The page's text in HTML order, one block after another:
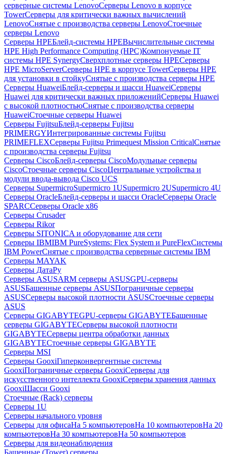
серверные системы LenovoСерверы Lenovo в корпусе
TowerСерверы для критически важных вычислений
LenovoСнятые с производства серверы LenovoСтоечные
серверы Lenovo
Серверы HPEБлейд-системы HPEВычислительные системы
HPE High Performance Computing (HPC)Компонуемые IT
системы HPE SynergyСверхплотные серверы HPEСерверы
HPE MicroServerСерверы HPE в корпусе TowerСерверы HPE
для установки в стойкуСнятые с производства серверы HPE
Серверы HuaweiБлейд-серверы и шасси HuaweiСерверы
Huawei для критически важных приложенийСерверы Huawei
с высокой плотностьюСнятые с производства серверы
HuaweiСтоечные серверы Huawei
Серверы FujitsuБлейд-серверы Fujitsu
PRIMERGYИнтегрированные системы Fujitsu
PRIMEFLEXСерверы Fujitsu Primequest Mission CriticalСнятые
с производства серверы Fujitsu
Серверы CiscoБлейд-серверы CiscoМодульные серверы
CiscoСтоечные серверы CiscoЦентральные устройства и
модули ввода-вывода Cisco UCS
Серверы SupermicroSupermicro 1USupermicro 2USupermicro 4U
Серверы OracleБлейд-серверы и шасси OracleСерверы Oracle
SPARCСерверы Oracle x86
Серверы Crusader
Серверы Rikor
Серверы SITONICA и оборудование для сети
Серверы IBMIBM PureSystems: Flex System и PureFlexСистемы
IBM PowerСнятые с производства серверные системы IBM
Серверы MAYAK
Серверы ДатаРу
Серверы ASUSARM серверы ASUSGPU-серверы
ASUSБашенные серверы ASUSПограничные серверы
ASUSСерверы высокой плотности ASUSСтоечные серверы
ASUS
Серверы GIGABYTEGPU-серверы GIGABYTEБашенные
серверы GIGABYTEСерверы высокой плотности
GIGABYTEСерверы центра обработки данных
GIGABYTEСтоечные серверы GIGABYTE
Серверы MSI
Серверы GooxiГиперконвергентные системы
GooxiПограничные серверы GooxiСерверы для
искусственного интеллекта GooxiСерверы хранения данных
GooxiШасси Gooxi
Стоечные (Rack) серверы
Серверы 1U
Серверы начального уровня
Серверы для офисаНа 5 компьютеровНа 10 компьютеровНа 20
компьютеровНа 30 компьютеровНа 50 компьютеров
Серверы для видеонаблюдения
Башенные (Tower) серверы